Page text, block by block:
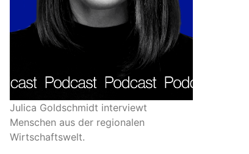
Julica Goldschmidt interviewt
Menschen aus der regionalen
Wirtschaftswelt.